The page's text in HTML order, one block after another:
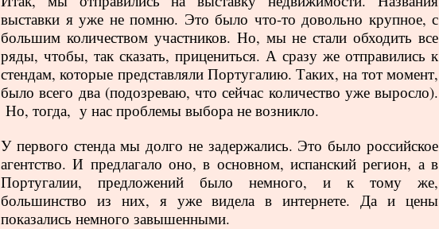
выставки я уже не помню. Это было что-то довольно крупное, с
большим количеством участников. Но, мы не стали обходить все
ряды, чтобы, так сказать, прицениться. А сразу же отправились к
стендам, которые представляли Португалию. Таких, на тот момент,
было всего два (подозреваю, что сейчас количество уже выросло).
Но, тогда, у нас проблемы выбора не возникло.
У первого стенда мы долго не задержались. Это было российское
агентство. И предлагало оно, в основном, испанский регион, а в
Португалии, предложений было немного, и к тому же,
большинство из них, я уже видела в интернете. Да и цены
показались немного завышенными.